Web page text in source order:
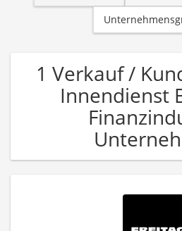
1 Verkauf /
Innendienst